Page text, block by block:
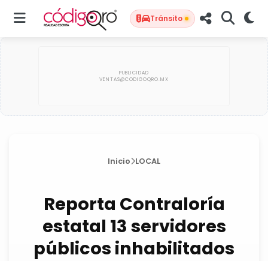
Tránsito
Inicio LOCAL
Reporta Contraloría
estatal 13 servidores
públicos inhabilitados